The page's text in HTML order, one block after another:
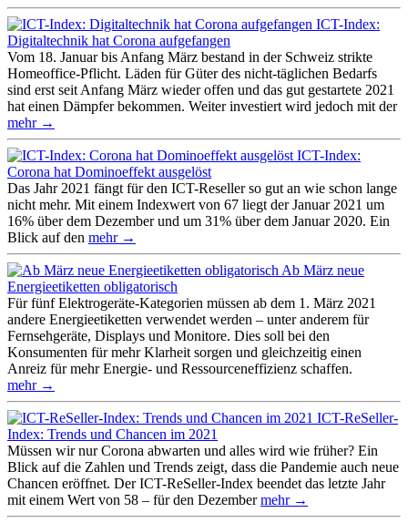
ICT-Index:
Digitaltechnik hat Corona aufgefangen
Vom 18. Januar bis Anfang März bestand in der Schweiz strikte
Homeoffice-Pflicht. Läden für Güter des nicht-täglichen Bedarfs
sind erst seit Anfang März wieder offen und das gut gestartete 2021
hat einen Dämpfer bekommen. Weiter investiert wird jedoch mit der
mehr →
ICT-Index:
Corona hat Dominoeffekt ausgelöst
Das Jahr 2021 fängt für den ICT-Reseller so gut an wie schon lange
nicht mehr. Mit einem Indexwert von 67 liegt der Januar 2021 um
16% über dem Dezember und um 31% über dem Januar 2020. Ein
Blick auf den mehr →
Ab März neue
Energieetiketten obligatorisch
Für fünf Elektrogeräte-Kategorien müssen ab dem 1. März 2021
andere Energieetiketten verwendet werden – unter anderem für
Fernsehgeräte, Displays und Monitore. Dies soll bei den
Konsumenten für mehr Klarheit sorgen und gleichzeitig einen
Anreiz für mehr Energie- und Ressourceneffizienz schaffen.
mehr →
ICT-ReSeller-
Index: Trends und Chancen im 2021
Müssen wir nur Corona abwarten und alles wird wie früher? Ein
Blick auf die Zahlen und Trends zeigt, dass die Pandemie auch neue
Chancen eröffnet. Der ICT-ReSeller-Index beendet das letzte Jahr
mit einem Wert von 58 – für den Dezembermehr →